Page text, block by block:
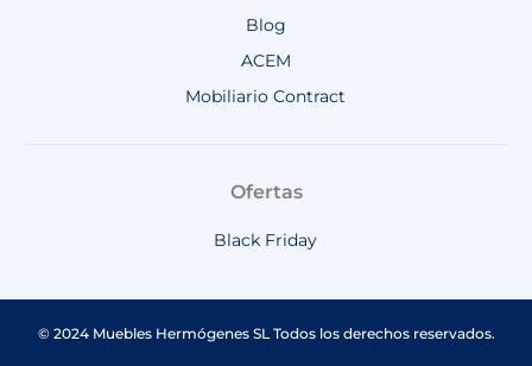
Blog
ACEM
Mobiliario Contract
Ofertas
Black Friday
© 2024 Muebles Hermógenes SL Todos los derechos reservados.